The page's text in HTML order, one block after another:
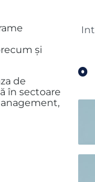
și
de
în sectoare